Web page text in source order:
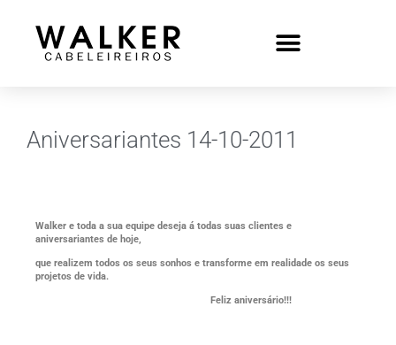
Aniversariantes 14-10-2011
Walker e toda a sua equipe deseja á todas suas clientes e
aniversariantes de hoje,
que realizem todos os seus sonhos e transforme em realidade os seus
projetos de vida.
Feliz aniversário!!!